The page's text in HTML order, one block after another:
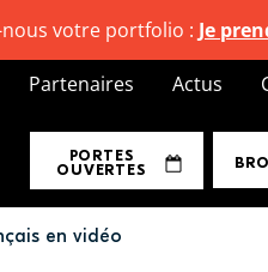
en vidéo
Partenaires Actus
PORTES
OUVERTES
votre portfolio : Je